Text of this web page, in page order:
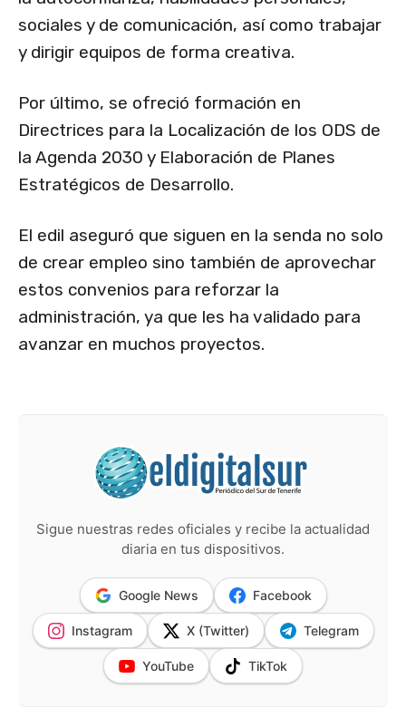
sociales y de comunicación, así como trabajar
y dirigir equipos de forma creativa.
Por último, se ofreció formación en
Directrices para la Localización de los ODS de
la Agenda 2030 y Elaboración de Planes
Estratégicos de Desarrollo.
El edil aseguró que siguen en la senda no solo
de crear empleo sino también de aprovechar
estos convenios para reforzar la
administración, ya que les ha validado para
avanzar en muchos proyectos.
Sigue nuestras redes oficiales y recibe la actualidad
diaria en tus dispositivos.
Google News Facebook
Instagram X (Twitter) Telegram
YouTube TikTok